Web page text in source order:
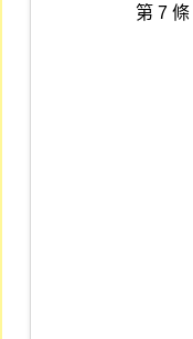
第 7 條